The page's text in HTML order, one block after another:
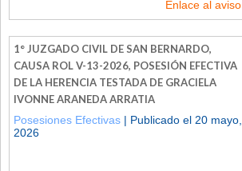
Enlace al aviso
1° JUZGADO CIVIL DE SAN BERNARDO,
CAUSA ROL V-13-2026, POSESIÓN EFECTIVA
DE LA HERENCIA TESTADA DE GRACIELA
IVONNE ARANEDA ARRATIA
Posesiones Efectivas | Publicado el 20 mayo,
2026